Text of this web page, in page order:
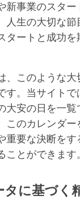
新事業のスタ
人生の大切な節
タートと成功を
、このような
す。当サイトで
大安の日を一覧
このカレンダー
重要な決断をす
ことができます
タに基づく